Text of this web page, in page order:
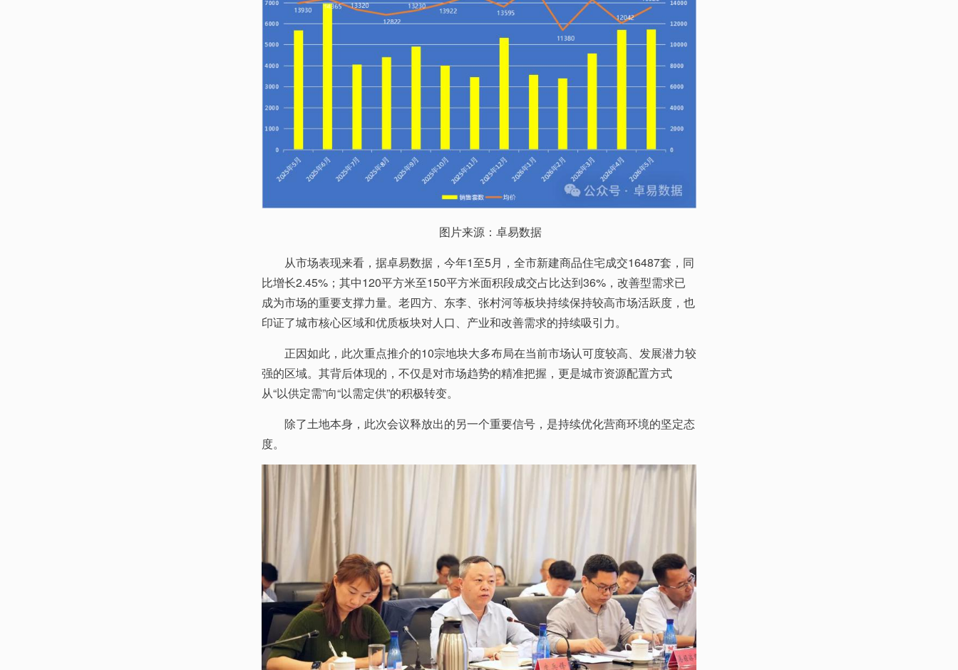
图片来源：卓易数据
从市场表现来看，据卓易数据，今年1至5月，全市新建商品住宅成交16487套，同
比增长2.45%；其中120平方米至150平方米面积段成交占比达到36%，改善型需求已
成为市场的重要支撑力量。老四方、东李、张村河等板块持续保持较高市场活跃度，也
印证了城市核心区域和优质板块对人口、产业和改善需求的持续吸引力。
正因如此，此次重点推介的10宗地块大多布局在当前市场认可度较高、发展潜力较
强的区域。其背后体现的，不仅是对市场趋势的精准把握，更是城市资源配置方式
从“以供定需”向“以需定供”的积极转变。
除了土地本身，此次会议释放出的另一个重要信号，是持续优化营商环境的坚定态
度。